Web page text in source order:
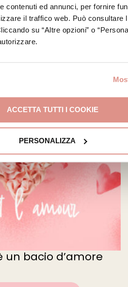
contenuti ed annunci, per fornire
il traffico web. Può consultare
su “Altre opzioni” o
ACCETTA TUTTI I COOKIE
PERSONALIZZA
un bacio d’amore